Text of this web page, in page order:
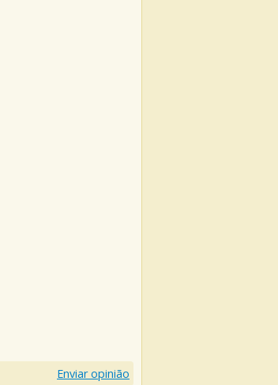
Enviar opinião